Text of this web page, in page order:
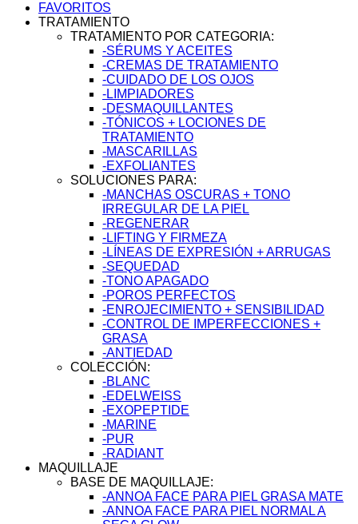
FAVORITOS
TRATAMIENTO
TRATAMIENTO POR CATEGORIA:
-SÉRUMS Y ACEITES
-CREMAS DE TRATAMIENTO
-CUIDADO DE LOS OJOS
-LIMPIADORES
-DESMAQUILLANTES
-TÓNICOS + LOCIONES DE
TRATAMIENTO
-MASCARILLAS
-EXFOLIANTES
SOLUCIONES PARA:
-MANCHAS OSCURAS + TONO
IRREGULAR DE LA PIEL
-REGENERAR
-LIFTING Y FIRMEZA
-LÍNEAS DE EXPRESIÓN + ARRUGAS
-SEQUEDAD
-TONO APAGADO
-POROS PERFECTOS
-ENROJECIMIENTO + SENSIBILIDAD
-CONTROL DE IMPERFECCIONES +
GRASA
-ANTIEDAD
COLECCIÓN:
-BLANC
-EDELWEISS
-EXOPEPTIDE
-MARINE
-PUR
-RADIANT
MAQUILLAJE
BASE DE MAQUILLAJE:
-ANNOA FACE PARA PIEL GRASA MATE
-ANNOA FACE PARA PIEL NORMAL A